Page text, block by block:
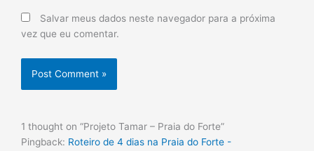
Salvar meus dados neste navegador para a próxima
vez que eu comentar.
1 thought on “Projeto Tamar – Praia do Forte”
Pingback: Roteiro de 4 dias na Praia do Forte -